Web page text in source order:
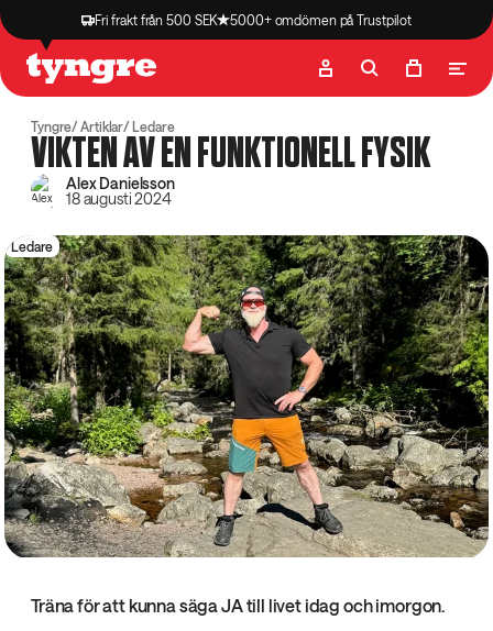
Fri frakt från 500 SEK 5000+ omdömen på Trustpilot
Butik Recept
Tyngre Artiklar Ledare
VIKTEN AV EN FUNKTIONELL FYSIK
Alex Danielsson
18 augusti 2024
Ledare
Träna för att kunna säga JA till livet idag och imorgon.